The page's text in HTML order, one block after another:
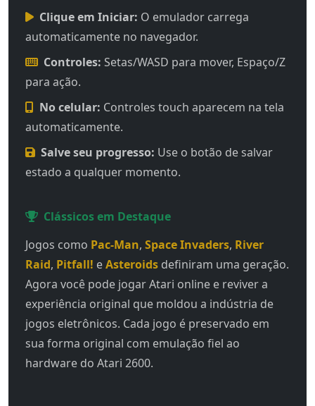
Clique em Iniciar: O emulador carrega
automaticamente no navegador.
Controles: Setas/WASD para mover, Espaço/Z
para ação.
No celular: Controles touch aparecem na tela
automaticamente.
Salve seu progresso: Use o botão de salvar
estado a qualquer momento.
Clássicos em Destaque
Jogos como Pac-Man, Space Invaders, River
Raid, Pitfall! eAsteroids definiram uma geração.
Agora você pode jogar Atari online e reviver a
experiência original que moldou a indústria de
jogos eletrônicos. Cada jogo é preservado em
sua forma original com emulação fiel ao
hardware do Atari 2600.